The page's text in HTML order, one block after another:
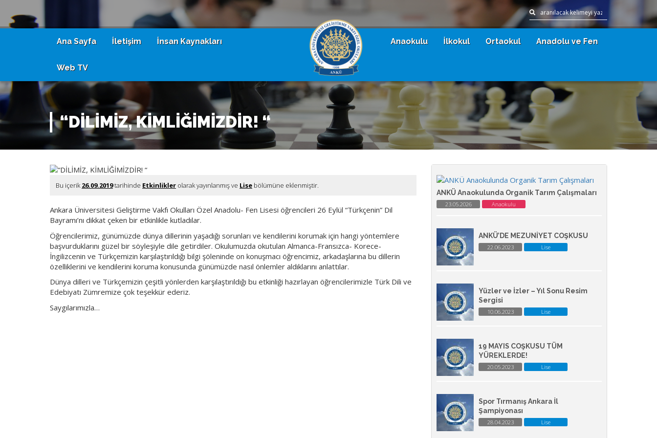
Ana Sayfa İletişim İnsan Kaynakları
Web TV
Anaokulu İlkokul Ortaokul Anadolu ve Fen
“DİLİMİZ, KİMLİĞİMİZDİR! “
Bu içerik26.09.2019tarihinde Etkinlikler olarak yayınlanmış ve Lise bölümüne eklenmiştir.
Ankara Üniversitesi Geliştirme Vakfı Okulları Özel Anadolu- Fen Lisesi öğrencileri 26 Eylül “Türkçenin” Dil
Bayramı’nı dikkat çeken bir etkinlikle kutladılar.
Öğrencilerimiz, günümüzde dünya dillerinin yaşadığı sorunları ve kendilerini korumak için hangi yöntemlere
başvurduklarını güzel bir söyleşiyle dile getirdiler. Okulumuzda okutulan Almanca-Fransızca- Korece-
İngilizcenin ve Türkçemizin karşılaştırıldığı bilgi şöleninde on konuşmacı öğrencimiz, arkadaşlarına bu dillerin
özelliklerini ve kendilerini koruma konusunda günümüzde nasıl önlemler aldıklarını anlattılar.
Dünya dilleri ve Türkçemizin çeşitli yönlerden karşılaştırıldığı bu etkinliği hazırlayan öğrencilerimizle Türk Dili ve
Edebiyatı Zümremize çok teşekkür ederiz.
Saygılarımızla…
ANKÜ Anaokulunda Organik Tarım Çalışmaları
23.05.2026 Anaokulu
ANKÜ’DE MEZUNİYET COŞKUSU
22.06.2023 Lise
Yüzler ve İzler – Yıl Sonu Resim
Sergisi
10.06.2023 Lise
19 MAYIS COŞKUSU TÜM
YÜREKLERDE!
20.05.2023 Lise
Spor Tırmanış Ankara İl
Şampiyonası
28.04.2023 Lise